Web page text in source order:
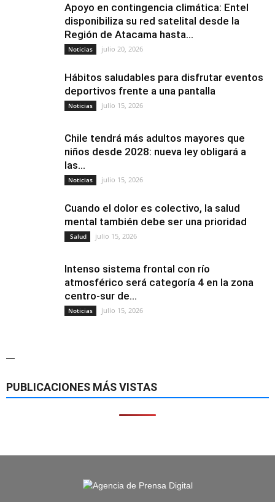
Apoyo en contingencia climática: Entel
disponibiliza su red satelital desde la
Región de Atacama hasta...
Noticias julio 20, 2026
Hábitos saludables para disfrutar eventos
deportivos frente a una pantalla
Noticias julio 15, 2026
Chile tendrá más adultos mayores que
niños desde 2028: nueva ley obligará a
las...
Noticias julio 15, 2026
Cuando el dolor es colectivo, la salud
mental también debe ser una prioridad
Salud julio 15, 2026
Intenso sistema frontal con río
atmosférico será categoría 4 en la zona
centro-sur de...
Noticias julio 15, 2026
—
PUBLICACIONES MÁS VISTAS